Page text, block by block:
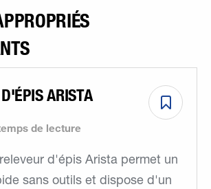
de lecture
ARISTA
d'épis Arista permet un
sans outils et dispose d'un